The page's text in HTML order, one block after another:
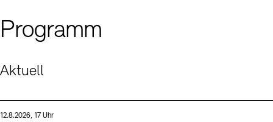
Programm
Aktuell
Datum und Uhrzeit:
12.8.2026, 17 Uhr